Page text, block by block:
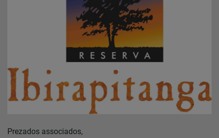
Localização
Prezados associados,